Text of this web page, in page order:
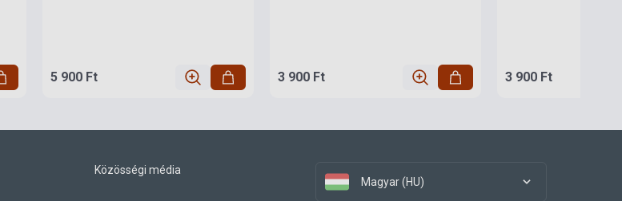
5 900 Ft 3 900 Ft 3 900 Ft
Közösségi média
Magyar (HU)